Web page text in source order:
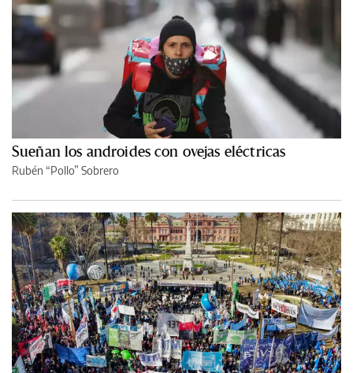
Sueñan los androides con ovejas eléctricas
Rubén “Pollo” Sobrero